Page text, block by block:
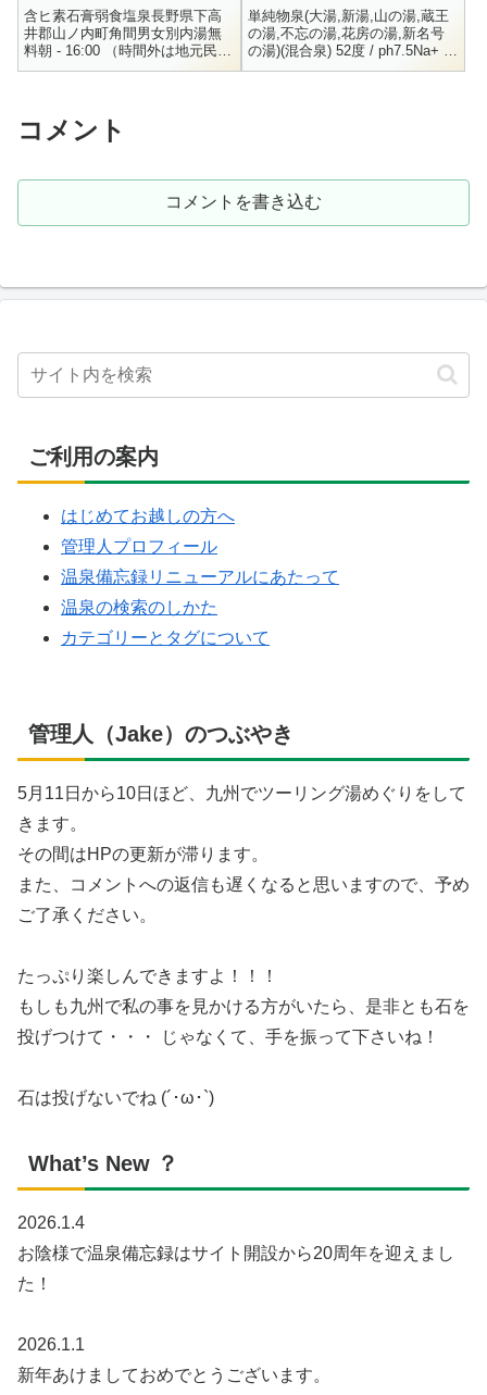
含ヒ素石膏弱食塩泉長野県下高
井郡山ノ内町角間男女別内湯無
料朝 - 16:00 （時間外は地元民専
用）角間温泉に3箇所ある共同浴
単純物泉(大湯,新湯,山の湯,蔵王
の湯,不忘の湯,花房の湯,新名号
の湯)(混合泉) 52度 / ph7.5Na+ =
196.9 / K+ = 15.8 / Ca++ =
コメント
コメントを書き込む
ご利用の案内
はじめてお越しの方へ
管理人プロフィール
温泉備忘録リニューアルにあたって
温泉の検索のしかた
カテゴリーとタグについて
管理人（Jake）のつぶやき
5月11日から10日ほど、九州でツーリング湯めぐりをして
きます。
その間はHPの更新が滞ります。
また、コメントへの返信も遅くなると思いますので、予め
ご了承ください。
たっぷり楽しんできますよ！！！
もしも九州で私の事を見かける方がいたら、是非とも石を
投げつけて・・・ じゃなくて、手を振って下さいね！
石は投げないでね (´･ω･`)
What’s New ？
2026.1.4
お陰様で温泉備忘録はサイト開設から20周年を迎えまし
た！
2026.1.1
新年あけましておめでとうございます。